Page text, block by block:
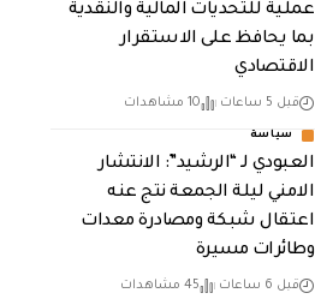
عملية للتحديات المالية والنقدية
بما يحافظ على الاستقرار
الاقتصادي
قبل 5 ساعات 10 مشاهدات
سياسة
العبودي لـ “الرشيد”: الانتشار
الامني ليلة الجمعة نتج عنه
اعتقال شبكة ومصادرة معدات
وطائرات مسيرة
قبل 6 ساعات 45 مشاهدات